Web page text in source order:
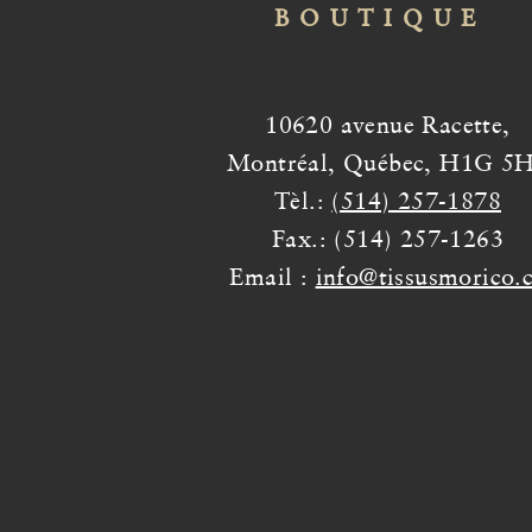
BOUTIQUE
10620 avenue Racette,
Montréal, Québec, H1G
Tèl.: (514) 257-1878
Fax.: (514) 257-1263
Email :